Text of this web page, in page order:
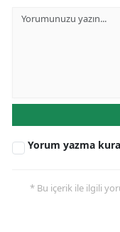
Yorum yazma
* Bu içerik ile ilgili